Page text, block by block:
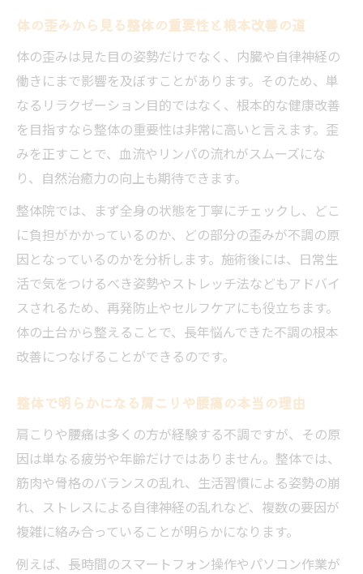
体の歪みから見る整体の重要性と根本改善の道
体の歪みは見た目の姿勢だけでなく、内臓や自律神経の
働きにまで影響を及ぼすことがあります。そのため、単
なるリラクゼーション目的ではなく、根本的な健康改善
を目指すなら整体の重要性は非常に高いと言えます。歪
みを正すことで、血流やリンパの流れがスムーズにな
り、自然治癒力の向上も期待できます。
整体院では、まず全身の状態を丁寧にチェックし、どこ
に負担がかかっているのか、どの部分の歪みが不調の原
因となっているのかを分析します。施術後には、日常生
活で気をつけるべき姿勢やストレッチ法などもアドバイ
スされるため、再発防止やセルフケアにも役立ちます。
体の土台から整えることで、長年悩んできた不調の根本
改善につなげることができるのです。
整体で明らかになる肩こりや腰痛の本当の理由
肩こりや腰痛は多くの方が経験する不調ですが、その原
因は単なる疲労や年齢だけではありません。整体では、
筋肉や骨格のバランスの乱れ、生活習慣による姿勢の崩
れ、ストレスによる自律神経の乱れなど、複数の要因が
複雑に絡み合っていることが明らかになります。
例えば、長時間のスマートフォン操作やパソコン作業が